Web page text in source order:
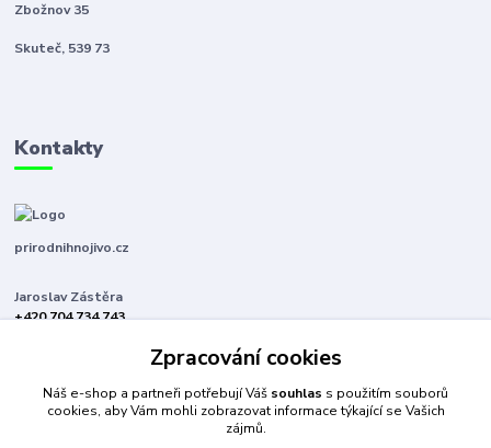
Zbožnov 35
Skuteč, 539 73
Kontakty
prirodnihnojivo.cz
Jaroslav Zástěra
+420 704 734 743
Zpracování cookies
Náš e-shop a partneři potřebují Váš souhlas s použitím souborů
cookies, aby Vám mohli zobrazovat informace týkající se Vašich
zájmů.